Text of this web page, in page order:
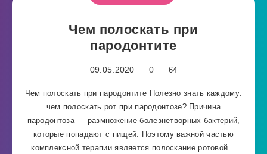
Чем полоскать при
пародонтите
09.05.2020 0 64
Чем полоскать при пародонтите Полезно знать каждому:
чем полоскать рот при пародонтозе? Причина
пародонтоза — размножение болезнетворных бактерий,
которые попадают с пищей. Поэтому важной частью
комплексной терапии является полоскание ротовой…